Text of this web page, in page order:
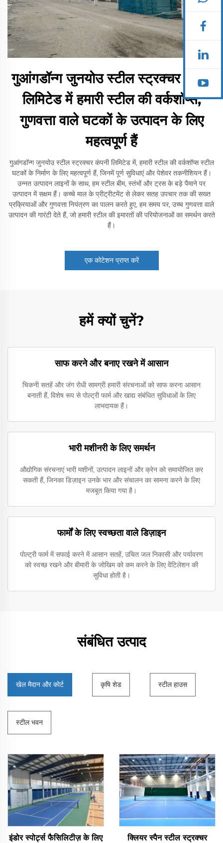
गुआंगडॉन्ग जुनयोउ स्टील स्ट्रक्चर कंपनी
लिमिटेड में हमारी स्टील की वर्कशॉप्स,
गुणवत्ता वाले घटकों के उत्पादन के लिए
महत्वपूर्ण हैं
गुआंगडॉन्ग जुनयोउ स्टील स्ट्रक्चर कंपनी लिमिटेड में, हमारी स्टील की वर्कशॉप्स स्टील
घटकों के निर्माण के लिए महत्वपूर्ण हैं, जिनमें पूर्ण सुविधाएं और पेशेवर तकनीशियन हैं।
उन्नत उत्पादन लाइनों के साथ, हम स्टील बीम, स्तंभों और ट्रस के बड़े पैमाने पर
उत्पादन में सक्षम हैं। कच्चे माल के प्रीट्रीटमेंट से लेकर सतह उपचार तक की सख्त
प्रक्रियाओं और गुणवत्ता नियंत्रण का पालन करते हुए, हम समय पर, उच्च गुणवत्ता वाले
उत्पादन की गारंटी देते हैं, जो हमारी स्टील की इमारतों की परियोजनाओं का समर्थन करते
हैं।
एक कोटेशन प्राप्त करें
हमें क्यों चुनें?
साफ करने और बनाए रखने में आसान
चिकनी सतहें और जंग रोधी सामग्री हमारी संरचनाओं को साफ करना आसान
बनाती हैं, विशेष रूप से पोल्ट्री फार्म और खाद्य संबंधित सुविधाओं के लिए
लाभदायक हैं।
भारी मशीनरी के लिए समर्थन
औद्योगिक संरचनाएं भारी मशीनों, उत्पादन लाइनों और क्रेन को समायोजित कर
सकती हैं, जिनका डिज़ाइन उनके भार और संचालन का सामना करने के लिए
मजबूत किया गया है।
फार्मों के लिए स्वच्छता वाले डिज़ाइन
पोल्ट्री फार्म में सफाई करने में आसान सतहें, उचित जल निकासी और पर्यावरण
को स्वच्छ रखने और बीमारी के जोखिम को कम करने के लिए वेंटिलेशन की
सुविधा होती है।
संबंधित उत्पाद
खेल मैदान और कोर्ट कृषि शेड स्टील हाउस
स्टील भवन
इंडोर स्पोर्ट्स फैसिलिटीज़ के लिए
क्लियर स्पैन स्टील स्ट्रक्चर